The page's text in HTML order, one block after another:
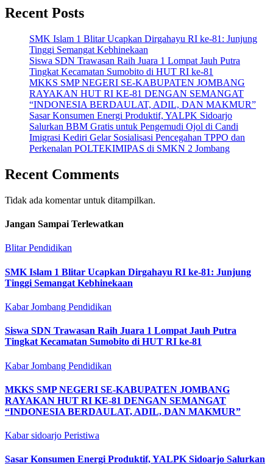
Recent Posts
SMK Islam 1 Blitar Ucapkan Dirgahayu RI ke-81: Junjung
Tinggi Semangat Kebhinekaan
Siswa SDN Trawasan Raih Juara 1 Lompat Jauh Putra
Tingkat Kecamatan Sumobito di HUT RI ke-81
MKKS SMP NEGERI SE-KABUPATEN JOMBANG
RAYAKAN HUT RI KE-81 DENGAN SEMANGAT
“INDONESIA BERDAULAT, ADIL, DAN MAKMUR”
Sasar Konsumen Energi Produktif, YALPK Sidoarjo
Salurkan BBM Gratis untuk Pengemudi Ojol di Candi
Imigrasi Kediri Gelar Sosialisasi Pencegahan TPPO dan
Perkenalan POLTEKIMIPAS di SMKN 2 Jombang
Recent Comments
Tidak ada komentar untuk ditampilkan.
Jangan Sampai Terlewatkan
BlitarPendidikan
SMK Islam 1 Blitar Ucapkan Dirgahayu RI ke-81: Junjung
Tinggi Semangat Kebhinekaan
Kabar Jombang Pendidikan
Siswa SDN Trawasan Raih Juara 1 Lompat Jauh Putra
Tingkat Kecamatan Sumobito di HUT RI ke-81
Kabar Jombang Pendidikan
MKKS SMP NEGERI SE-KABUPATEN JOMBANG
RAYAKAN HUT RI KE-81 DENGAN SEMANGAT
“INDONESIA BERDAULAT, ADIL, DAN MAKMUR”
Kabar sidoarjo Peristiwa
Sasar Konsumen Energi Produktif, YALPK Sidoarjo Salurkan